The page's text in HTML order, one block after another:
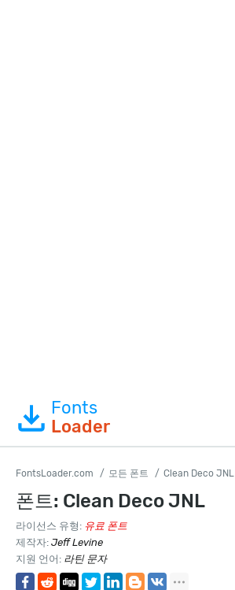
Fonts
Loader
FontsLoader.com 모든 폰트 Clean Deco JNL
폰트: Clean Deco JNL
라이선스 유형: 유료 폰트
제작자: Jeff Levine
지원 언어: 라틴 문자